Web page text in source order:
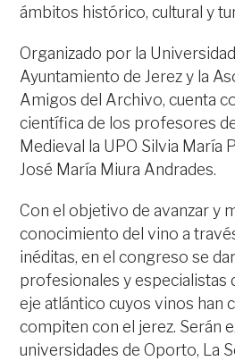
ámbitos histórico, cultural y
Organizado por la
Ayuntamiento de Jerez y la
Amigos del Archivo, cuenta
científica de los profesores
Medieval la UPO Silvia María
José María Miura Andrades.
Con el objetivo de avanzar y
conocimiento del vino a
inéditas, en el congreso se
profesionales y especialistas
eje atlántico cuyos vinos han
compiten con el jerez. Serán
universidades de Oporto, La